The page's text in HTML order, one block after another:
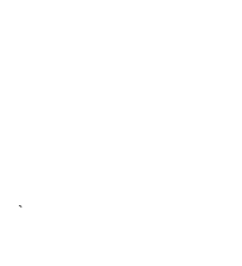
`